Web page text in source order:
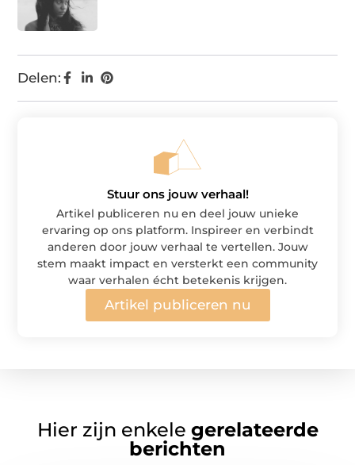
Delen:
Stuur ons jouw verhaal!
Artikel publiceren nu en deel jouw unieke
ervaring op ons platform. Inspireer en verbindt
anderen door jouw verhaal te vertellen. Jouw
stem maakt impact en versterkt een community
waar verhalen écht betekenis krijgen.
Artikel publiceren nu
Hier zijn enkele gerelateerde
berichten